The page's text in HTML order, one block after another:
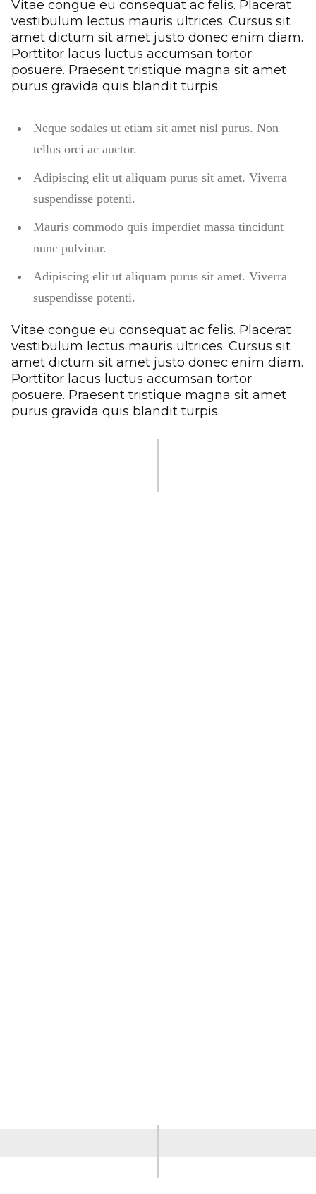
Vitae congue eu consequat ac felis. Placerat
vestibulum lectus mauris ultrices. Cursus sit
amet dictum sit amet justo donec enim diam.
Porttitor lacus luctus accumsan tortor
posuere. Praesent tristique magna sit amet
purus gravida quis blandit turpis.
Neque sodales ut etiam sit amet nisl purus. Non
tellus orci ac auctor.
Adipiscing elit ut aliquam purus sit amet. Viverra
suspendisse potenti.
Mauris commodo quis imperdiet massa tincidunt
nunc pulvinar.
Adipiscing elit ut aliquam purus sit amet. Viverra
suspendisse potenti.
Vitae congue eu consequat ac felis. Placerat
vestibulum lectus mauris ultrices. Cursus sit
amet dictum sit amet justo donec enim diam.
Porttitor lacus luctus accumsan tortor
posuere. Praesent tristique magna sit amet
purus gravida quis blandit turpis.